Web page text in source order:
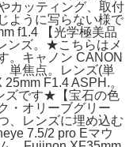
カッティング、取付
ように写らない様で
f1.4 【光学極美品
ンズ。★こちらはメ
。キャノン CANON
焦点。レンズ(単
F1.4 ASPH.。
ズです★【宝石の色
・オリーブグリー
、レンズに埋め込む
7.5/2 pro Eマウ